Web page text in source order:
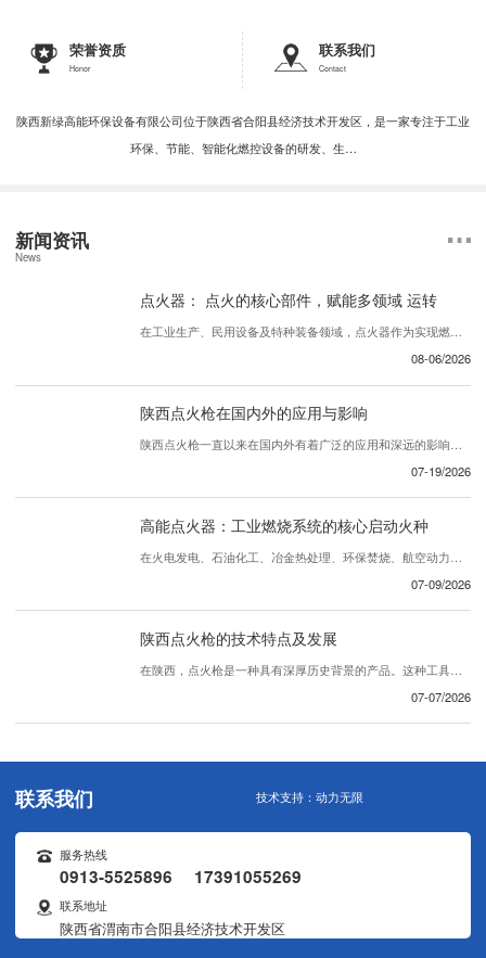
荣誉资质
Honor
联系我们
Contact
陕西新绿高能环保设备有限公司位于陕西省合阳县经济技术开发区，是一家专注于工业
环保、节能、智能化燃控设备的研发、生…
新闻资讯
News
点火器： 点火的核心部件，赋能多领域 运转
在工业生产、民用设备及特种装备领域，点火器作为实现燃料引燃的核心部件，承担着启动燃烧过程、保障设备稳定运行的关键作用。无论是燃气灶具的日常点火，还是工业锅炉、发动机的 引燃， 点火器都能以 、可靠的点火性能，为各类设备的正常运转提供坚实保障，成为现代能源利用与工业生产中不可或缺的基础组件。 ...
08-06/2026
陕西点火枪在国内外的应用与影响
陕西点火枪一直以来在国内外有着广泛的应用和深远的影响。这种产品在各个行业中发挥着重要的作用，为用户提供了..、可靠的解决方案。首先，陕西点火枪在国内的应用十分广泛。它被广泛用于建筑工地、矿山、工厂等领域，为各类设备提供了必要的动力支持。同时，在农业领域，这款产品也被农民们所青睐，帮助他们更..地完成农业生产工作。在国内...
07-19/2026
高能点火器：工业燃烧系统的核心启动火种
在火电发电、石油化工、冶金热处理、环保焚烧、航空动力等众多工业领域，燃烧设备能否稳定、 启动，直接决定整条生产线的运行效率与生产 。在众多辅机设备中，高能点火器作为工业燃烧装置的专用启动核心部件，承担着引燃燃气、重油、渣油、煤粉等各类可燃介质的关键任务，被称作工业炉窑的“..粒火种”。区别于普通民用低压点火装置，高...
07-09/2026
陕西点火枪的技术特点及发展
在陕西，点火枪是一种具有深厚历史背景的产品。这种工具被广泛应用于各种领域，包括农业、建筑和其他行业。随着科技进步和创新，陕西的点火枪不断发展，展现出许多引人注目的技术特点。首先，陕西的点火枪注重创新设计。..们不断努力改进产品的外观和功能，使其更加便于操作和使用。独特的设计理念和精密的制造工艺赋予了点火枪优越的性能，使...
07-07/2026
联系我们 技术支持： 动力无限
服务热线
0913-5525896 17391055269
联系地址
陕西省渭南市合阳县经济技术开发区